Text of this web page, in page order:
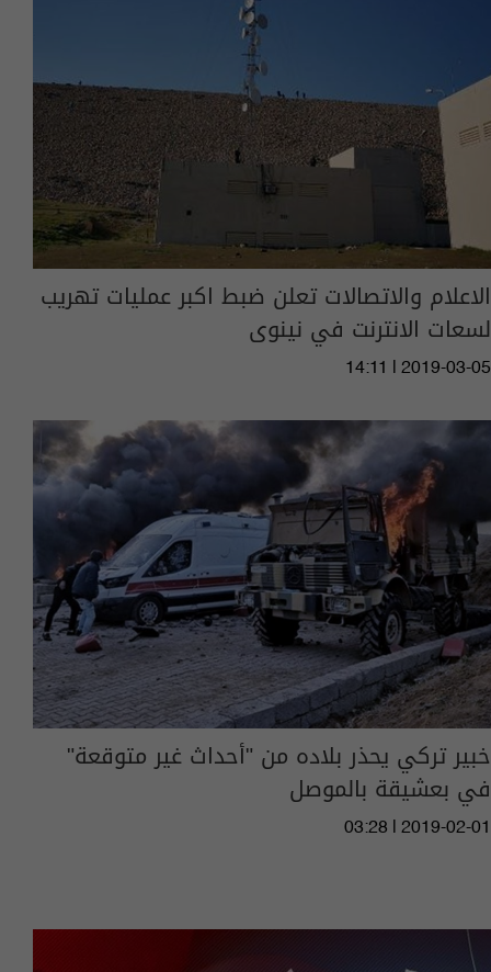
الاعلام والاتصالات تعلن ضبط اكبر عمليات تهريب
لسعات الانترنت في نينوى
14:11 | 2019-03-05
خبير تركي يحذر بلاده من "أحداث غير متوقعة"
في بعشيقة بالموصل
03:28 | 2019-02-01